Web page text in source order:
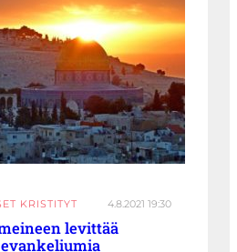
KRISTITYT 4.8.2021 19:30
levittää